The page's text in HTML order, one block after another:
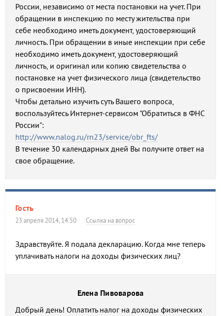
России, независимо от места постановки на учет. При
обращении в инспекцию по месту жительства при
себе необходимо иметь документ, удостоверяющий
личность. При обращении в иные инспекции при себе
необходимо иметь документ, удостоверяющий
личность, и оригинал или копию свидетельства о
постановке на учет физического лица (свидетельство
о присвоении ИНН).
Чтобы детально изучить суть Вашего вопроса,
воспользуйтесь Интернет-сервисом "Обратиться в ФНС
России":
http://www.nalog.ru/rn23/service/obr_fts/
В течение 30 календарных дней Вы получите ответ на
свое обращение.
Гость
23 апреля 2014, 14:50 Ссылка на вопрос
Здравствуйте. Я подала декларацию. Когда мне теперь
уплачивать налоги на доходы физических лиц?
Елена Пивоварова
Добрый день! Оплатить налог на доходы физических